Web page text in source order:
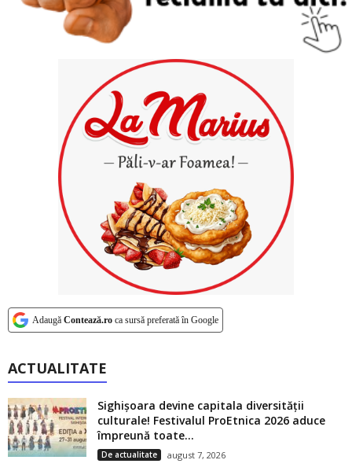
Adaugă Contează.ro ca sursă preferată în Google
ACTUALITATE
Sighișoara devine capitala diversității
culturale! Festivalul ProEtnica 2026 aduce
împreună toate...
De actualitate august 7, 2026